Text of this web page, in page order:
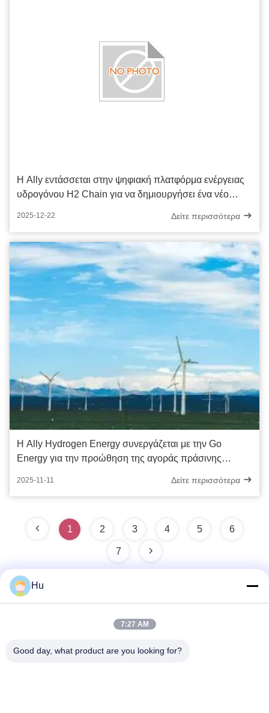
Η Ally εντάσσεται στην ψηφιακή πλατφόρμα ενέργειας
υδρογόνου H2 Chain για να δημιουργήσει ένα νέο
2025-12-22 Δείτε περισσότερα
Η Ally Hydrogen Energy συνεργάζεται με την Go
Energy για την προώθηση της αγοράς πράσινης
2025-11-11 Δείτε περισσότερα
1 2 3 4 5 6
7
Γρήγορη επικοινωνία
Διεύθυνση
Hu
7:27 AM
Good day, what product are you looking for?